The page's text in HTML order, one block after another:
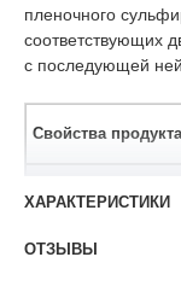
пленочного
соответствующих
с последующей
Свойства продукта
Внешний вид при
Ионный характер
ХАРАКТЕРИСТИКИ
ОТЗЫВЫ